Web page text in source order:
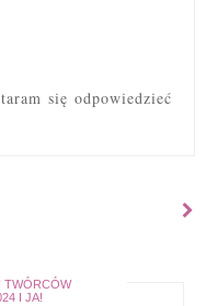
się odpowiedzieć
TWÓRCÓW
I JA!